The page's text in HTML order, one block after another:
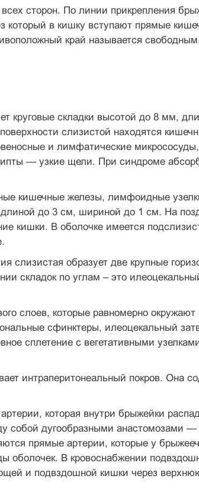
сторон. По линии прикрепления
который в кишку вступают прямые
край называется
круговые складки высотой до 8 мм,
слизистой находятся
и лимфатические
— узкие щели. При синдроме
кишечные железы, лимфоидные
до 3 см, шириной до 1 см. На
кишки. В оболочке имеется
слизистая образует две крупные
складок по углам – это
слоев, которые равномерно
сфинктеры, илеоцекальный
сплетение с вегетативными
интраперитонеальный покров. Она
которая внутри брыжейки
дугообразными анастомозами —
прямые артерии, которые у
оболочек. В кровоснабжении
и подвздошной кишки через